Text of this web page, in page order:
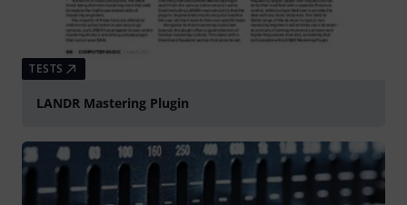
TESTS
LANDR Mastering Plugin